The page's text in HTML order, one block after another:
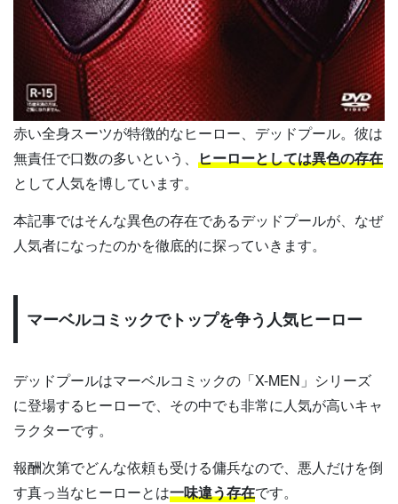
赤い全身スーツが特徴的なヒーロー、デッドプール。彼は
無責任で口数の多いという、 ヒーローとしては異色の存在
として人気を博しています。
本記事ではそんな異色の存在であるデッドプールが、なぜ
人気者になったのかを徹底的に探っていきます。
マーベルコミックでトップを争う人気ヒーロー
デッドプールはマーベルコミックの「X-MEN」シリーズ
に登場するヒーローで、その中でも非常に人気が高いキャ
ラクターです。
報酬次第でどんな依頼も受ける傭兵なので、悪人だけを倒
す真っ当なヒーローとは一味違う存在です。